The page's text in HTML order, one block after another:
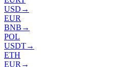
USD →
EUR
BNB →
POL
USDT→
ETH
EUR →